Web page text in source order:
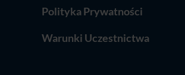
Polityka Prywatności
Warunki Uczestnictwa